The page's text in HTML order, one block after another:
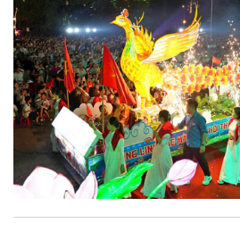
thu quy mô, đặc sắc và giàu bản sắc